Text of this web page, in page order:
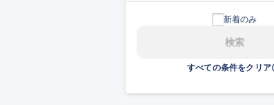
新着のみ
検索
すべての条件をクリア